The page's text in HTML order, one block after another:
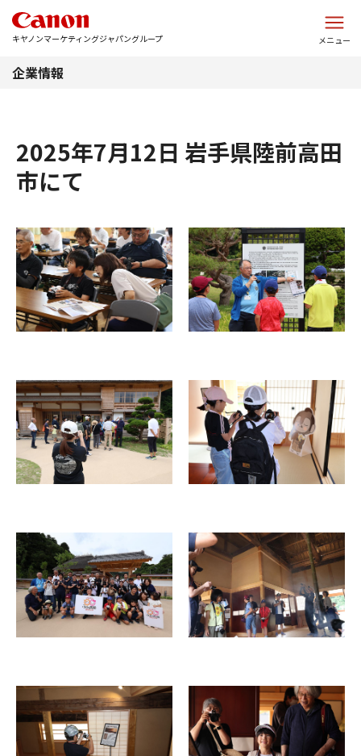
キヤノンマーケティングジャパングループ メニュー
企業情報
2025年7月12日 岩手県陸前高田
市にて